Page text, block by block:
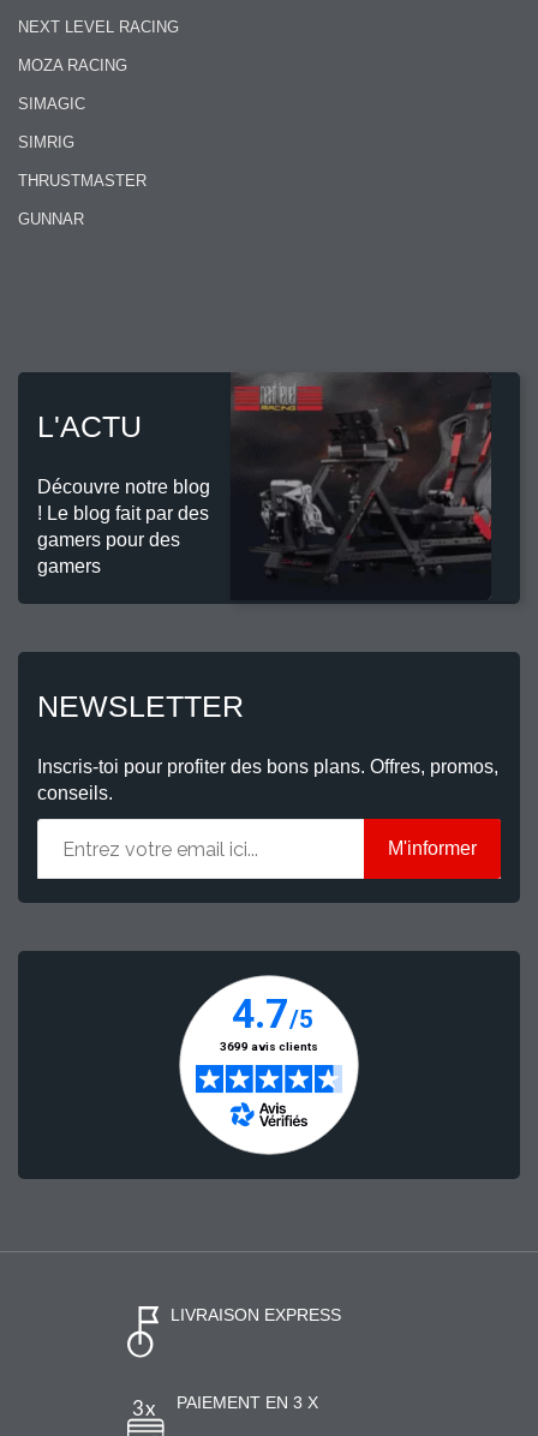
NEXT LEVEL RACING
MOZA RACING
SIMAGIC
SIMRIG
THRUSTMASTER
GUNNAR
L'ACTU
Découvre notre blog
! Le blog fait par des
gamers pour des
gamers
NEWSLETTER
Inscris-toi pour profiter des bons plans. Offres, promos,
conseils.
M'informer
LIVRAISON EXPRESS
PAIEMENT EN 3 X